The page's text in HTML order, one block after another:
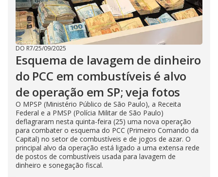
DO R7/25/09/2025
Esquema de lavagem de dinheiro
do PCC em combustíveis é alvo
de operação em SP; veja fotos
O MPSP (Ministério Público de São Paulo), a Receita
Federal e a PMSP (Polícia Militar de São Paulo)
deflagraram nesta quinta-feira (25) uma nova operação
para combater o esquema do PCC (Primeiro Comando da
Capital) no setor de combustíveis e de jogos de azar. O
principal alvo da operação está ligado a uma extensa rede
de postos de combustíveis usada para lavagem de
dinheiro e sonegação fiscal.